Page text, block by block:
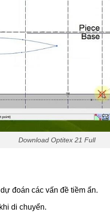
Download Optitex 21 Full
đoán các vấn đề tiềm ẩn.
di chuyển.